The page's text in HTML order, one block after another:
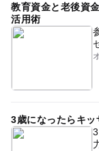
教育資金と老後資
活用術
3歳になったらキッ